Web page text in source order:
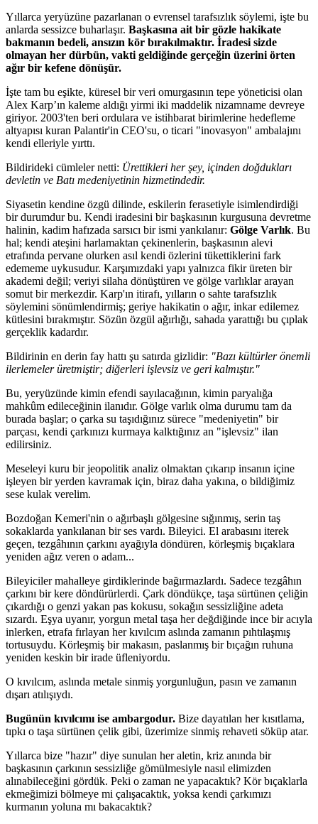
Yıllarca yeryüzüne pazarlanan o evrensel tarafsızlık söylemi, işte bu
anlarda sessizce buharlaşır. Başkasına ait bir gözle hakikate
bakmanın bedeli, ansızın kör bırakılmaktır. İradesi sizde
olmayan her dürbün, vakti geldiğinde gerçeğin üzerini örten
ağır bir kefene dönüşür.
İşte tam bu eşikte, küresel bir veri omurgasının tepe yöneticisi olan
Alex Karp’ın kaleme aldığı yirmi iki maddelik nizamname devreye
giriyor. 2003'ten beri ordulara ve istihbarat birimlerine hedefleme
altyapısı kuran Palantir'in CEO'su, o ticari "inovasyon" ambalajını
kendi elleriyle yırttı.
Bildirideki cümleler netti: Ürettikleri her şey, içinden doğdukları
devletin ve Batı medeniyetinin hizmetindedir.
Siyasetin kendine özgü dilinde, eskilerin ferasetiyle isimlendirdiği
bir durumdur bu. Kendi iradesini bir başkasının kurgusuna devretme
halinin, kadim hafızada sarsıcı bir ismi yankılanır: Gölge Varlık. Bu
hal; kendi ateşini harlamaktan çekinenlerin, başkasının alevi
etrafında pervane olurken asıl kendi özlerini tükettiklerini fark
edememe uykusudur. Karşımızdaki yapı yalnızca fikir üreten bir
akademi değil; veriyi silaha dönüştüren ve gölge varlıklar arayan
somut bir merkezdir. Karp'ın itirafı, yılların o sahte tarafsızlık
söylemini sönümlendirmiş; geriye hakikatin o ağır, inkar edilemez
kütlesini bırakmıştır. Sözün özgül ağırlığı, sahada yarattığı bu çıplak
gerçeklik kadardır.
Bildirinin en derin fay hattı şu satırda gizlidir: "Bazı kültürler önemli
ilerlemeler üretmiştir; diğerleri işlevsiz ve geri kalmıştır."
Bu, yeryüzünde kimin efendi sayılacağının, kimin paryalığa
mahkûm edileceğinin ilanıdır. Gölge varlık olma durumu tam da
burada başlar; o çarka su taşıdığınız sürece "medeniyetin" bir
parçası, kendi çarkınızı kurmaya kalktığınız an "işlevsiz" ilan
edilirsiniz.
Meseleyi kuru bir jeopolitik analiz olmaktan çıkarıp insanın içine
işleyen bir yerden kavramak için, biraz daha yakına, o bildiğimiz
sese kulak verelim.
Bozdoğan Kemeri'nin o ağırbaşlı gölgesine sığınmış, serin taş
sokaklarda yankılanan bir ses vardı. Bileyici. El arabasını iterek
geçen, tezgâhının çarkını ayağıyla döndüren, körleşmiş bıçaklara
yeniden ağız veren o adam...
Bileyiciler mahalleye girdiklerinde bağırmazlardı. Sadece tezgâhın
çarkını bir kere döndürürlerdi. Çark döndükçe, taşa sürtünen çeliğin
çıkardığı o genzi yakan pas kokusu, sokağın sessizliğine adeta
sızardı. Eşya uyanır, yorgun metal taşa her değdiğinde ince bir acıyla
inlerken, etrafa fırlayan her kıvılcım aslında zamanın pıhtılaşmış
tortusuydu. Körleşmiş bir makasın, paslanmış bir bıçağın ruhuna
yeniden keskin bir irade üfleniyordu.
O kıvılcım, aslında metale sinmiş yorgunluğun, pasın ve zamanın
dışarı atılışıydı.
Bugünün kıvılcımı ise ambargodur. Bize dayatılan her kısıtlama,
tıpkı o taşa sürtünen çelik gibi, üzerimize sinmiş rehaveti söküp atar.
Yıllarca bize "hazır" diye sunulan her aletin, kriz anında bir
başkasının çarkının sessizliğe gömülmesiyle nasıl elimizden
alınabileceğini gördük. Peki o zaman ne yapacaktık? Kör bıçaklarla
ekmeğimizi bölmeye mi çalışacaktık, yoksa kendi çarkımızı
kurmanın yoluna mı bakacaktık?